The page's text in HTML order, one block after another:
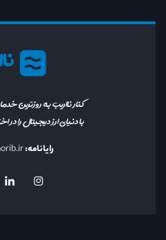
کنار نااریب به روزترین
با دنیای ارز دیجیتال را
رایانامه:info@naorib.ir